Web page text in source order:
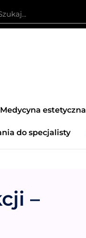
Medycyna estetyczna
do specjalisty
–